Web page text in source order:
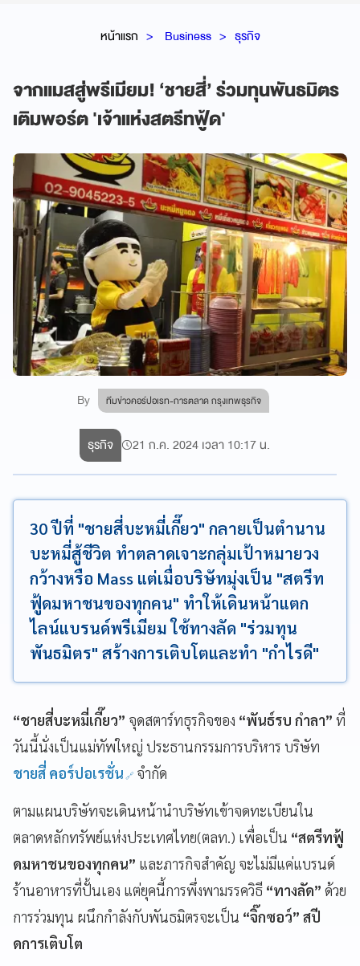
หน้าแรก Business ธุรกิจ
จากแมสสู่พรีเมียม! ‘ชายสี่’ ร่วมทุนพันธมิตร
เติมพอร์ต 'เจ้าแห่งสตรีทฟู้ด'
By ทีมข่าวคอร์ปอเรท-การตลาด กรุงเทพธุรกิจ
ธุรกิจ 21 ก.ค. 2024 เวลา 10:17 น.
30 ปีที่ "ชายสี่บะหมี่เกี๊ยว" กลายเป็นตำนาน
บะหมี่สู้ชีวิต ทำตลาดเจาะกลุ่มเป้าหมายวง
กว้างหรือ Mass แต่เมื่อบริษัทมุ่งเป็น "สตรีท
ฟู้ดมหาชนของทุกคน" ทำให้เดินหน้าแตก
ไลน์แบรนด์พรีเมียม ใช้ทางลัด "ร่วมทุน
พันธมิตร" สร้างการเติบโตและทำ "กำไรดี"
“ชายสี่บะหมี่เกี๊ยว” จุดสตาร์ทธุรกิจของ “พันธ์รบ กำลา” ที่
วันนี้นั่งเป็นแม่ทัพใหญ่ ประธานกรรมการบริหาร บริษัท
ชายสี่ คอร์ปอเรชั่น จำกัด
ตามแผนบริษัทจะเดินหน้านำบริษัทเข้าจดทะเบียนใน
ตลาดหลักทรัพย์แห่งประเทศไทย(ตลท.) เพื่อเป็น “สตรีทฟู้
ดมหาชนของทุกคน” และภารกิจสำคัญ จะไม่มีแค่แบรนด์
ร้านอาหารที่ปั้นเอง แต่ยุคนี้การพึ่งพามรรควิธี “ทางลัด” ด้วย
การร่วมทุน ผนึกกำลังกับพันธมิตรจะเป็น “จิ๊กซอว์” สปี
ดการเติบโต